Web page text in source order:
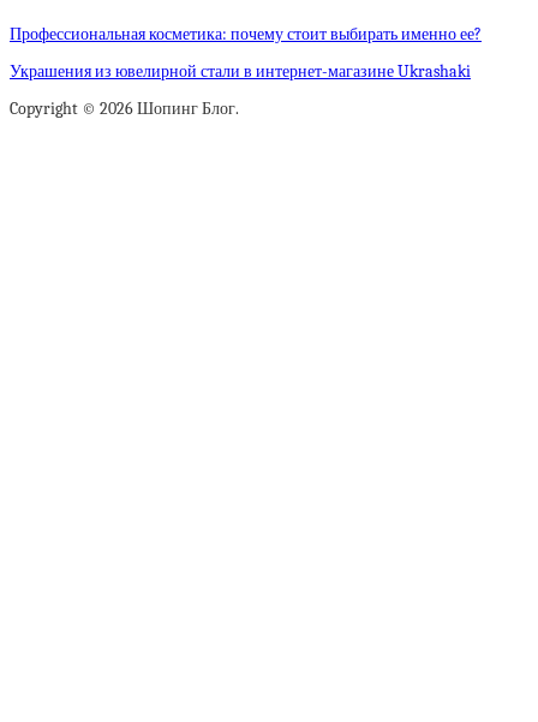
Профессиональная косметика: почему стоит выбирать именно ее?
Украшения из ювелирной стали в интернет-магазине Ukrashaki
Copyright © 2026 Шопинг Блог.